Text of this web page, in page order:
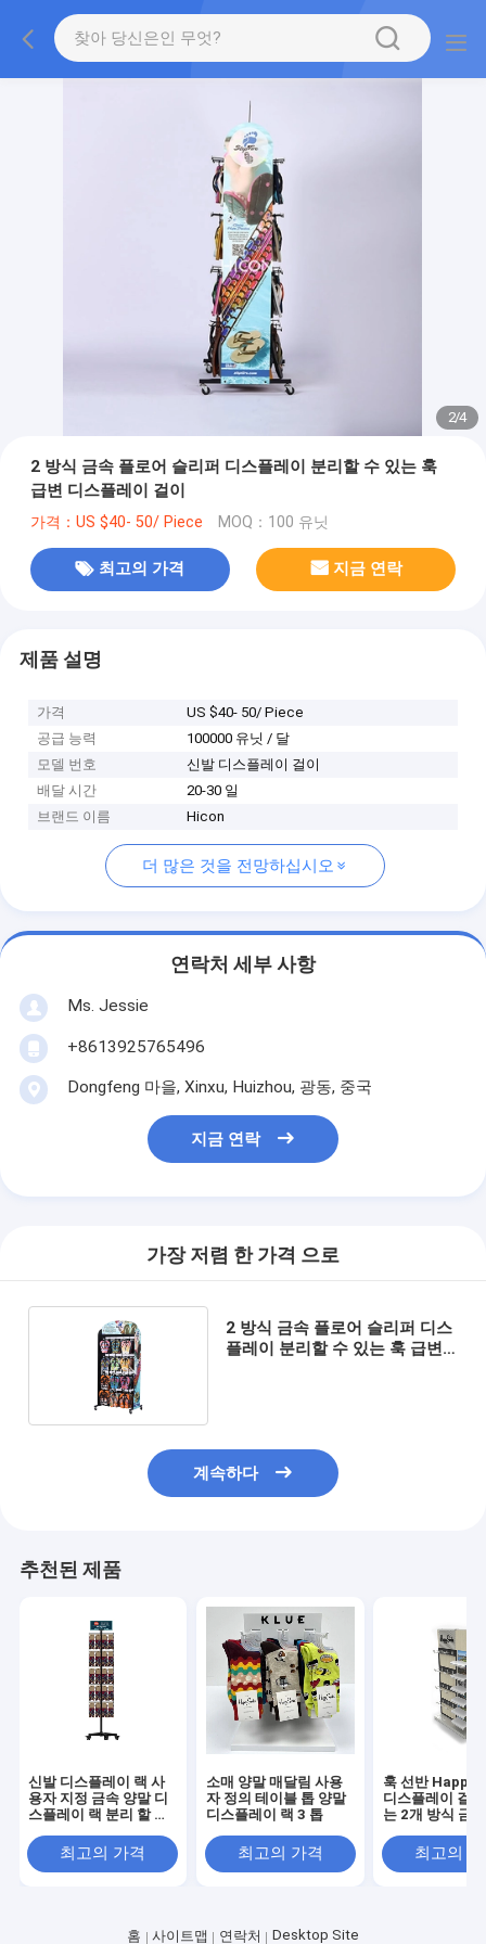
2/4
2 방식 금속 플로어 슬리퍼 디스플레이 분리할 수 있는 훅
급변 디스플레이 걸이
가격：US $40- 50/ Piece MOQ：100 유닛
최고의 가격 지금 연락
제품 설명
가격
US $40- 50/ Piece
공급 능력
100000 유닛 / 달
모델 번호
신발 디스플레이 걸이
배달 시간
20-30 일
브랜드 이름
Hicon
더 많은 것을 전망하십시오
연락처 세부 사항
Ms. Jessie
+8613925765496
Dongfeng 마을, Xinxu, Huizhou, 광동, 중국
지금 연락
가장 저렴 한 가격 으로
2 방식 금속 플로어 슬리퍼 디스
플레이 분리할 수 있는 훅 급변
계속하다
추천된 제품
신발 디스플레이 랙 사
용자 지정 금속 양말 디
스플레이 랙 분리 할 수
최고의 가격
소매 양말 매달림 사용
자 정의 테이블 톱 양말
디스플레이 랙 3 톱
최고의 가격
훅 선반 Happy
디스플레이 걸
는 2개 방식 금
최고의
홈 사이트맵 연락처 Desktop Site